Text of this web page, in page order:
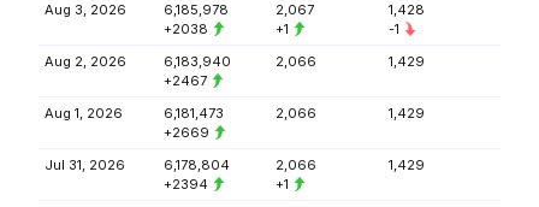
Aug 3, 2026
6,185,978
+2038
2,067
+1
1,428
-1
Aug 2, 2026
6,183,940
+2467
2,066 1,429
Aug 1, 2026
6,181,473
+2669
2,066 1,429
Jul 31, 2026
6,178,804
+2394
2,066
+1
1,429